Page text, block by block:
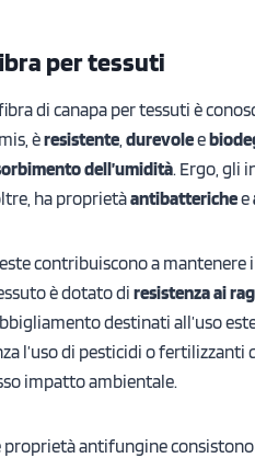
per tessuti
di canapa per tessuti è
èresistente durevolee
dell’umidità. Ergo, gli
ha proprietàantibatterichee
contribuiscono a mantenere
è dotato diresistenza ai
destinati all’uso
l’uso di pesticidi o fertilizzanti
impatto ambientale.
proprietà antifungine